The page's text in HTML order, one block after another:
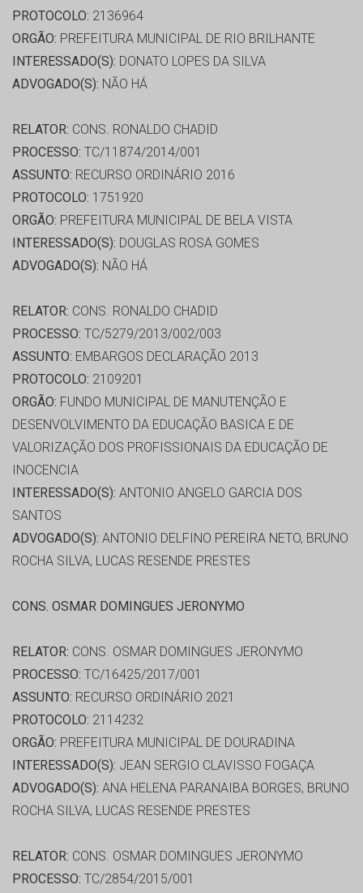
PROTOCOLO: 2136964
ORGÃO: PREFEITURA MUNICIPAL DE RIO BRILHANTE
INTERESSADO(S): DONATO LOPES DA SILVA
ADVOGADO(S): NÃO HÁ
RELATOR: CONS. RONALDO CHADID
PROCESSO: TC/11874/2014/001
ASSUNTO: RECURSO ORDINÁRIO 2016
PROTOCOLO: 1751920
ORGÃO: PREFEITURA MUNICIPAL DE BELA VISTA
INTERESSADO(S): DOUGLAS ROSA GOMES
ADVOGADO(S): NÃO HÁ
RELATOR: CONS. RONALDO CHADID
PROCESSO: TC/5279/2013/002/003
ASSUNTO: EMBARGOS DECLARAÇÃO 2013
PROTOCOLO: 2109201
ORGÃO: FUNDO MUNICIPAL DE MANUTENÇÃO E
DESENVOLVIMENTO DA EDUCAÇÃO BASICA E DE
VALORIZAÇÃO DOS PROFISSIONAIS DA EDUCAÇÃO DE
INOCENCIA
INTERESSADO(S): ANTONIO ANGELO GARCIA DOS
SANTOS
ADVOGADO(S): ANTONIO DELFINO PEREIRA NETO, BRUNO
ROCHA SILVA, LUCAS RESENDE PRESTES
CONS. OSMAR DOMINGUES JERONYMO
RELATOR: CONS. OSMAR DOMINGUES JERONYMO
PROCESSO: TC/16425/2017/001
ASSUNTO: RECURSO ORDINÁRIO 2021
PROTOCOLO: 2114232
ORGÃO: PREFEITURA MUNICIPAL DE DOURADINA
INTERESSADO(S): JEAN SERGIO CLAVISSO FOGAÇA
ADVOGADO(S): ANA HELENA PARANAIBA BORGES, BRUNO
ROCHA SILVA, LUCAS RESENDE PRESTES
RELATOR: CONS. OSMAR DOMINGUES JERONYMO
PROCESSO: TC/2854/2015/001